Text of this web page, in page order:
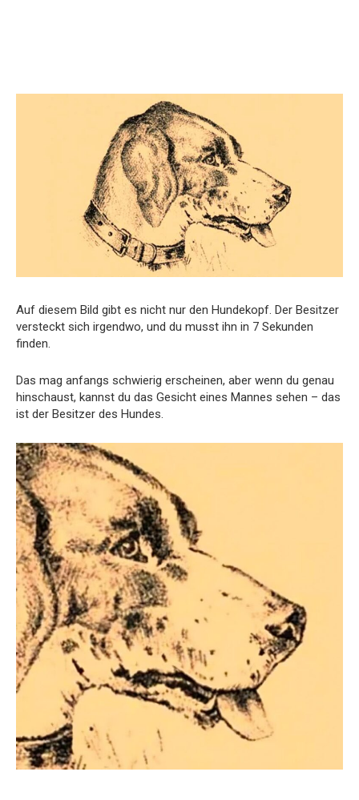
Auf diesem Bild gibt es nicht nur den Hundekopf. Der Besitzer
versteckt sich irgendwo, und du musst ihn in 7 Sekunden
finden.
Das mag anfangs schwierig erscheinen, aber wenn du genau
hinschaust, kannst du das Gesicht eines Mannes sehen – das
ist der Besitzer des Hundes.